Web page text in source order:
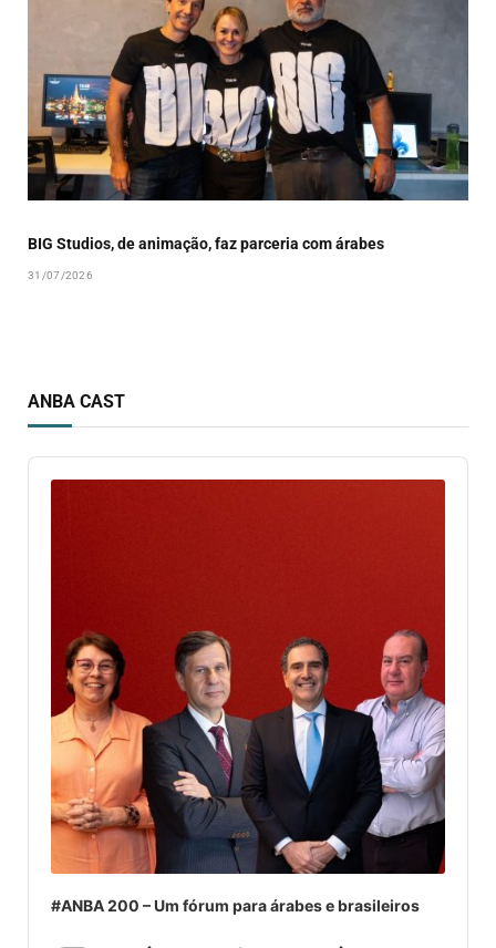
BIG Studios, de animação, faz parceria com árabes
31/07/2026
ANBA CAST
Audio
Player
#ANBA 200 – Um fórum para árabes e brasileiros